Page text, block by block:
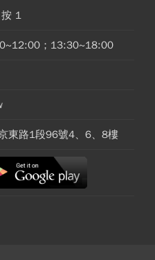
1
；13:30~18:00
東路1段96號4、6、8樓